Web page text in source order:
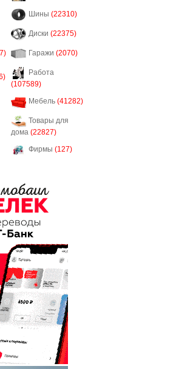
Шины (22310)
Диски (22375)
Гаражи (2070)
Работа
(107589)
Мебель (41282)
Товары для
дома (22827)
Фирмы (127)